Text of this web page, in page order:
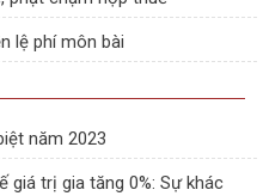
lệ phí môn bài
năm 2023
giá trị gia tăng 0%: Sự khác